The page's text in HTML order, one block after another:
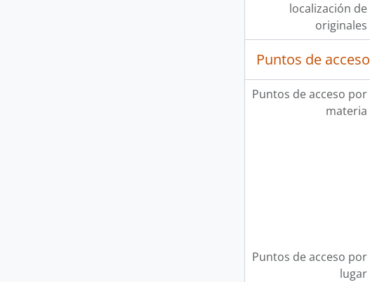
localización de
originales
Puntos de acceso
Puntos de acceso por
materia
Puntos de acceso por
lugar